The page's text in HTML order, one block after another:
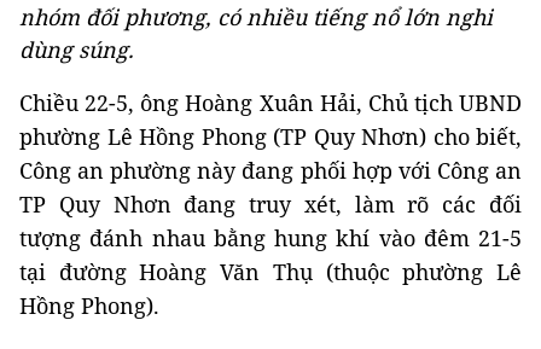
nhóm đối phương, có nhiều tiếng nổ lớn nghi
dùng súng.
Chiều 22-5, ông Hoàng Xuân Hải, Chủ tịch UBND
phường Lê Hồng Phong (TP Quy Nhơn) cho biết,
Công an phường này đang phối hợp với Công an
TP Quy Nhơn đang truy xét, làm rõ các đối
tượng đánh nhau bằng hung khí vào đêm 21-5
tại đường Hoàng Văn Thụ (thuộc phường Lê
Hồng Phong).